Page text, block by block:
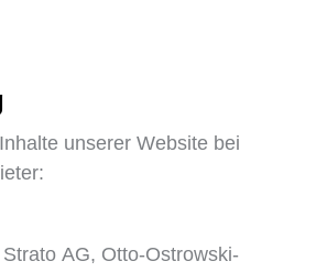
unserer Website bei
AG, Otto-Ostrowski-